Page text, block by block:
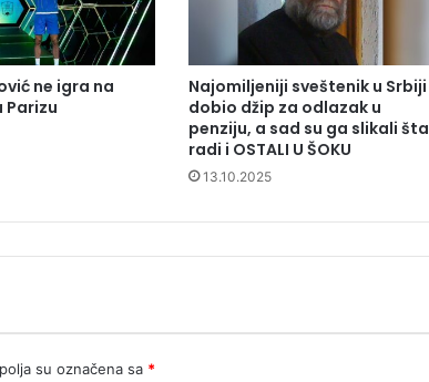
ne igra na
Parizu
Najomiljeniji sveštenik u Srbiji
dobio džip za odlazak u
penziju, a sad su ga slikali šta
radi i OSTALI U ŠOKU
13.10.2025
su označena sa *